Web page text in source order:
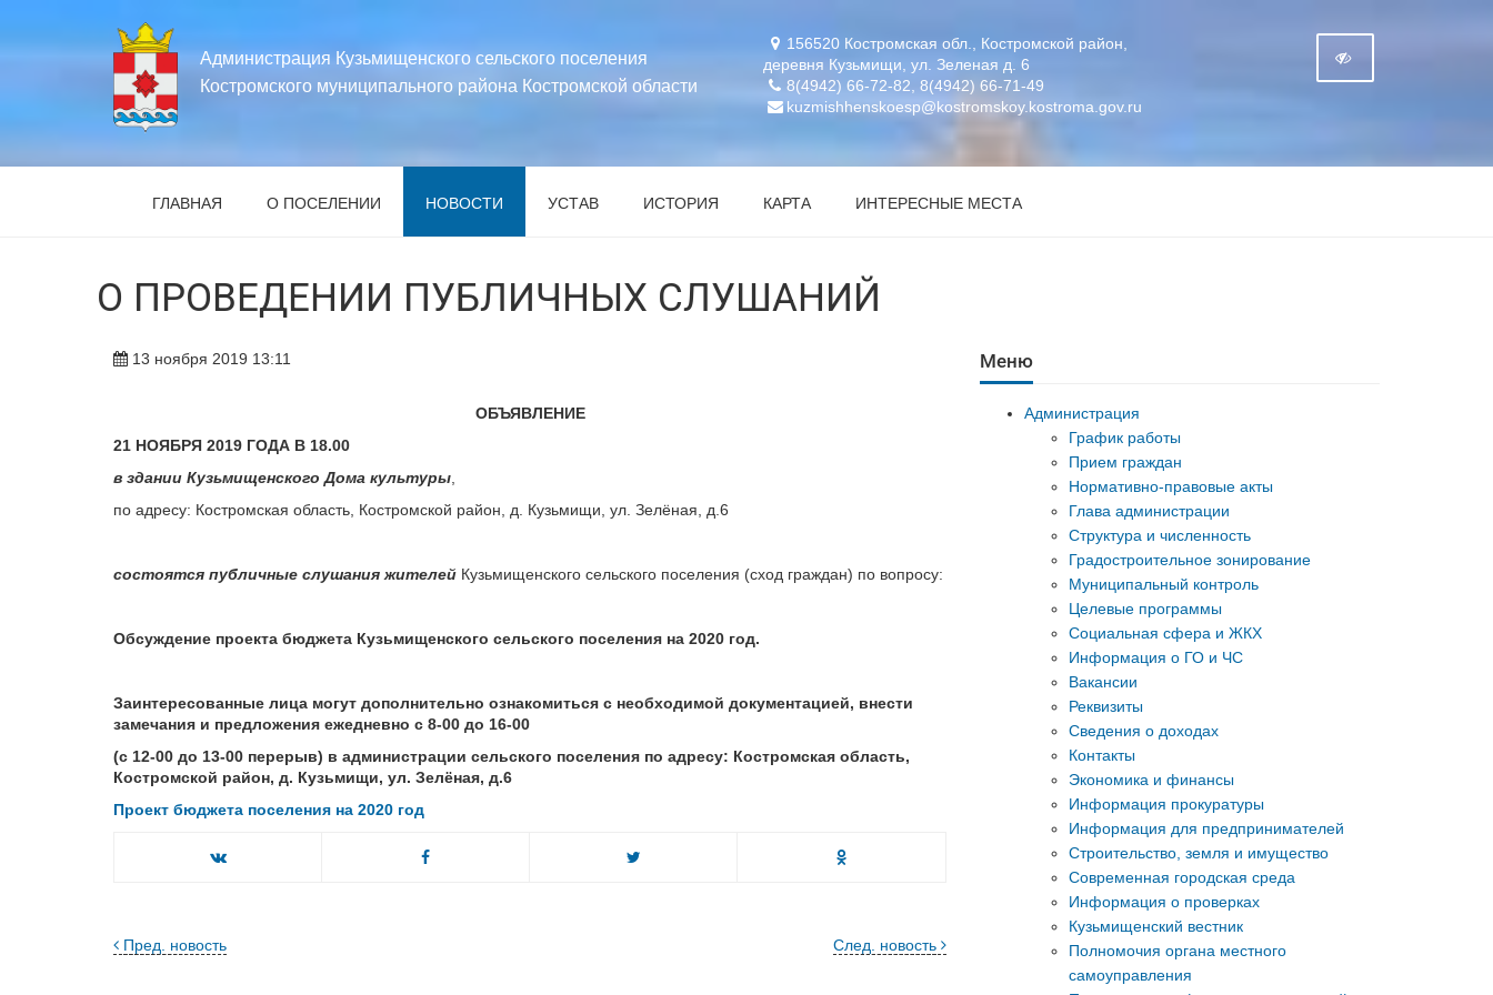
Администрация Кузьмищенского сельского поселения
Костромского муниципального района Костромской области
156520 Костромская обл., Костромской район,
деревня Кузьмищи, ул. Зеленая д. 6
8(4942) 66-72-82, 8(4942) 66-71-49
kuzmishhenskoesp@kostromskoy.kostroma.gov.ru
ГЛАВНАЯ О ПОСЕЛЕНИИ НОВОСТИ УСТАВ ИСТОРИЯ КАРТА ИНТЕРЕСНЫЕ МЕСТА
О ПРОВЕДЕНИИ ПУБЛИЧНЫХ СЛУШАНИЙ
13 ноября 2019 13:11
ОБЪЯВЛЕНИЕ
21 НОЯБРЯ 2019 ГОДА В 18.00
в здании Кузьмищенского Дома культуры
по адресу: Костромская область, Костромской район, д. Кузьмищи, ул. Зелёная, д.6
состоятся публичные слушания жителей Кузьмищенского сельского поселения (сход граждан) по вопросу:
Обсуждение проекта бюджета Кузьмищенского сельского поселения на 2020 год.
Заинтересованные лица могут дополнительно ознакомиться с необходимой документацией, внести
замечания и предложения ежедневно с 8-00 до 16-00
(с 12-00 до 13-00 перерыв) в администрации сельского поселения по адресу: Костромская область,
Костромской район, д. Кузьмищи, ул. Зелёная, д.6
Проект бюджета поселения на 2020 год
След. новость
Пред. новость
Меню
Администрация
График работы
Прием граждан
Нормативно-правовые акты
Глава администрации
Структура и численность
Градостроительное зонирование
Муниципальный контроль
Целевые программы
Социальная сфера и ЖКХ
Информация о ГО и ЧС
Вакансии
Реквизиты
Сведения о доходах
Контакты
Экономика и финансы
Информация прокуратуры
Информация для предпринимателей
Строительство, земля и имущество
Современная городская среда
Информация о проверках
Кузьмищенский вестник
Полномочия органа местного
самоуправления